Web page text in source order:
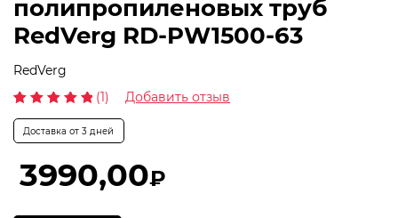
полипропиленовых труб
RedVerg RD-PW1500-63
RedVerg
5.00
из 5 на основе
опроса
(1) Добавить отзыв
Доставка от 3 дней
3990,00₽